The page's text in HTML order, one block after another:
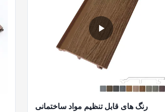
رنگ های قابل تنظیم مواد ساختمانی